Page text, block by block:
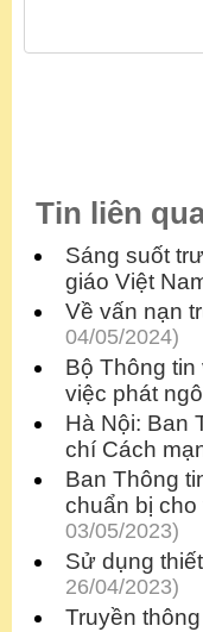
Tin liên
Sáng suốt
giáo Việt
Về vấn nạn
04/05/2024)
Bộ Thông
việc phát
Hà Nội: Ban
chí Cách
Ban Thông
chuẩn bị
03/05/2023)
Sử dụng
26/04/2023)
Truyền